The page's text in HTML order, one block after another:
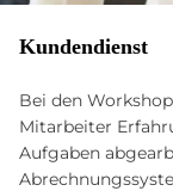
Kundendienst
Bei den
Mitarbeiter
Aufgaben